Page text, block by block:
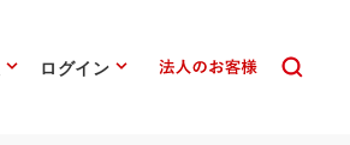
ログイン